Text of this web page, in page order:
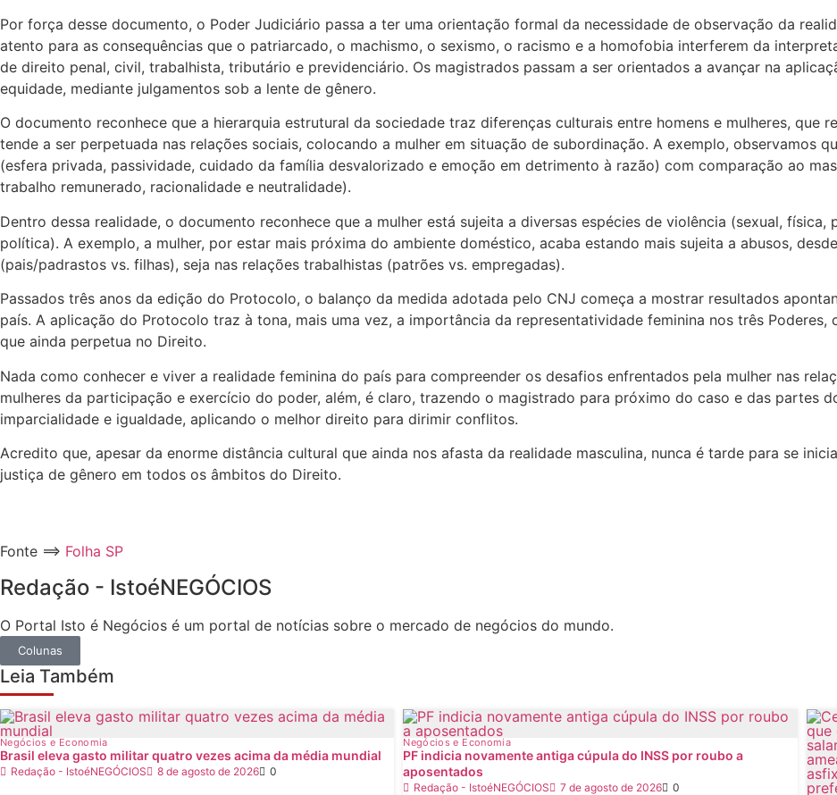
Por força desse documento, o Poder Judiciário passa a ter uma orientação formal da necessidade de observação da
atento para as consequências que o patriarcado, o machismo, o sexismo, o racismo e a homofobia interferem da
de direito penal, civil, trabalhista, tributário e previdenciário. Os magistrados passam a ser orientados a avançar na
equidade, mediante julgamentos sob a lente de gênero.
O documento reconhece que a hierarquia estrutural da sociedade traz diferenças culturais entre homens e mulheres, que
tende a ser perpetuada nas relações sociais, colocando a mulher em situação de subordinação. A exemplo, observamos
(esfera privada, passividade, cuidado da família desvalorizado e emoção em detrimento à razão) com comparação ao
trabalho remunerado, racionalidade e neutralidade).
Dentro dessa realidade, o documento reconhece que a mulher está sujeita a diversas espécies de violência (sexual,
política). A exemplo, a mulher, por estar mais próxima do ambiente doméstico, acaba estando mais sujeita a abusos,
(pais/padrastos vs. filhas), seja nas relações trabalhistas (patrões vs. empregadas).
Passados três anos da edição do Protocolo, o balanço da medida adotada pelo CNJ começa a mostrar resultados
país. A aplicação do Protocolo traz à tona, mais uma vez, a importância da representatividade feminina nos três Poderes,
que ainda perpetua no Direito.
Nada como conhecer e viver a realidade feminina do país para compreender os desafios enfrentados pela mulher nas
mulheres da participação e exercício do poder, além, é claro, trazendo o magistrado para próximo do caso e das partes
imparcialidade e igualdade, aplicando o melhor direito para dirimir conflitos.
Acredito que, apesar da enorme distância cultural que ainda nos afasta da realidade masculina, nunca é tarde para se
justiça de gênero em todos os âmbitos do Direito.
Fonte ==> Folha SP
Redação - IstoéNEGÓCIOS
O Portal Isto é Negócios é um portal de notícias sobre o mercado de negócios do mundo.
Colunas
Leia Também
Negócios e Economia
Brasil eleva gasto militar quatro vezes acima da média mundial
Redação - IstoéNEGÓCIOS 8 de agosto de 2026 0
Negócios e Economia
PF indicia novamente antiga cúpula do INSS por roubo a
aposentados
Redação - IstoéNEGÓCIOS 7 de agosto de 2026 0